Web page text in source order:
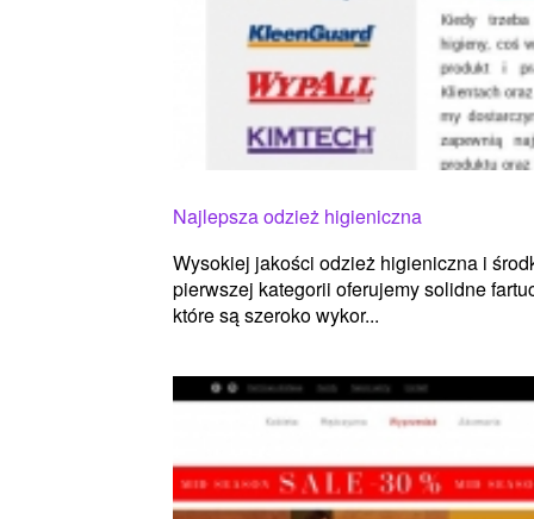
Najlepsza odzież higieniczna
Wysokiej jakości odzież higieniczna i
pierwszej kategorii oferujemy solidne
które są szeroko wykor...